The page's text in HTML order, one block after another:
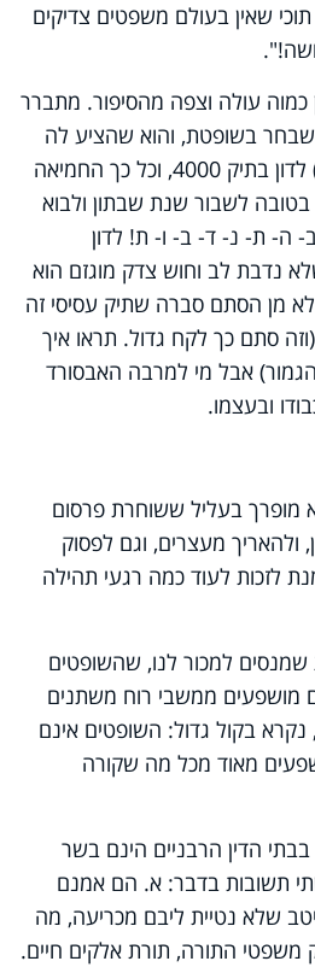
שאין בעולם משפטים צדיקים
כמוה עולה וצפה מהסיפור. מתברר
בשופטת, והוא שהציע לה
הצעה מחמיאה (כלשונה) לדון בתיק 4000, וכל כך החמיאה
לשבור שנת שבתון ולבוא
ה- ת- נ- ד- ב- ו- ת! לדון
נדבת לב וחוש צדק מוגזם הוא
מן הסתם סברה שתיק עסיסי זה
סתם כך לקח גדול. תראו איך
אבל מי למרבה האבסורד
ובעצמו.
בעליל ששוחרת פרסום
ולהאריך מעצרים, וגם לפסוק
לזכות לעוד כמה רגעי תהילה
שמנסים למכור לנו, שהשופטים
מושפעים ממשבי רוח משתנים
בקול גדול: השופטים אינם
מאוד מכל מה שקורה
הדין הרבניים הינם בשר
תשובות בדבר: א. הם אמנם
שלא נטיית ליבם מכריעה, מה
התורה, תורת אלקים חיים.